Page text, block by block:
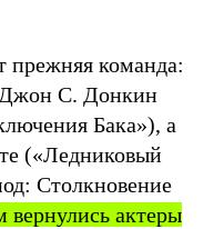
прежняя команда:
Джон С. Донкин
Бака»), а
(«Ледниковый
Столкновение
вернулись актеры